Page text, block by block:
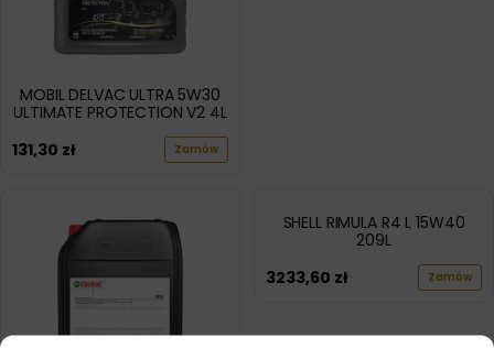
MOBIL DELVAC ULTRA 5W30
ULTIMATE PROTECTION V2 4L
131,30 zł Zamów
SHELL RIMULA R4 L 15W40
209L
3233,60 zł Zamów